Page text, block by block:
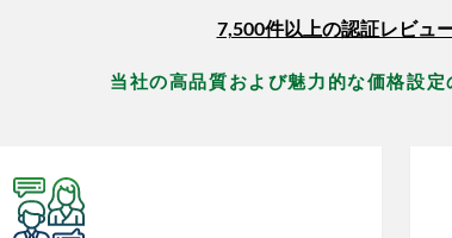
7,500件以上の認証レビュ
当社の高品質および魅力的な価格設